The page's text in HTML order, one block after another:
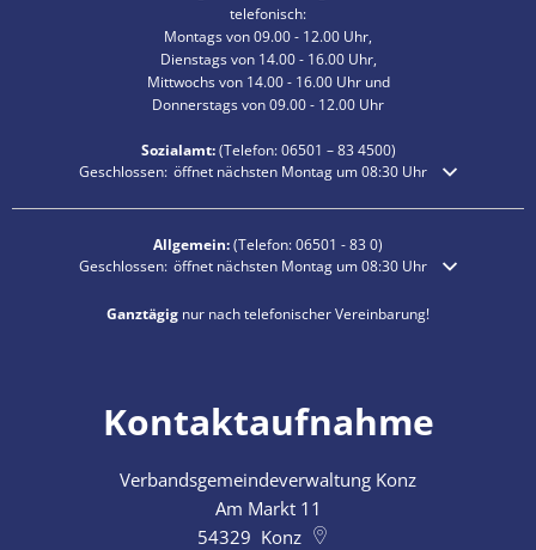
telefonisch:
Montags von 09.00 - 12.00 Uhr,
Dienstags von 14.00 - 16.00 Uhr,
Mittwochs von 14.00 - 16.00 Uhr und
Donnerstags von 09.00 - 12.00 Uhr
Sozialamt:(Telefon:06501 – 834500)
Klicken, um weitere Öffnungs- oder Schließzeiten auszublenden
Geschlossen: öffnet nächsten Montag um 08:30 Uhr
Allgemein:(Telefon:06501 - 83 0)
Klicken, um weitere Öffnungs- oder Schließzeiten auszublenden
Geschlossen: öffnet nächsten Montag um 08:30 Uhr
Ganztägig nur nach telefonischer Vereinbarung!
Kontaktaufnahme
Verbandsgemeindeverwaltung Konz
Am Markt 11
54329 Konz